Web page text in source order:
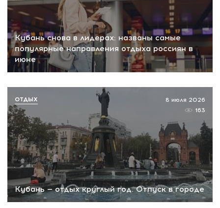
Кубань снова в лидерах: названы самые
популярные направления отдыха россиян в
июне
Кубань — отдых круглый год. Отпуск в городе
8 июля 2026
163
ОТДЫХ